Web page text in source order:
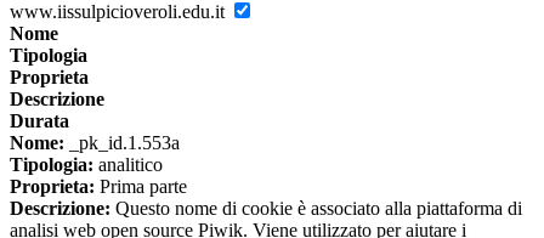
www.iissulpicioveroli.edu.it
Nome
Tipologia
Proprieta
Descrizione
Durata
Nome: _pk_id.1.553a
Tipologia: analitico
Proprieta: Prima parte
Descrizione: Questo nome di cookie è associato alla piattaforma di
analisi web open source Piwik. Viene utilizzato per aiutare i